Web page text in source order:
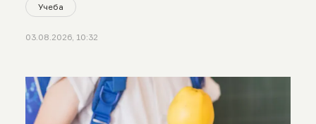
Учеба
03.08.2026, 10:32